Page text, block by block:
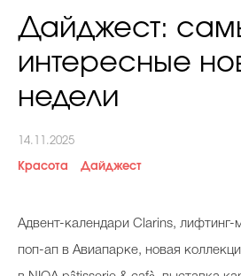
Личный опыт
Снимает и тестирует редакция
Косметичка профи
Дайджест:
интересные
недели
14.11.2025
Красота Дайджест
Адвент-календари Clarins, лифтинг-
поп-ап в Авиапарке, новая